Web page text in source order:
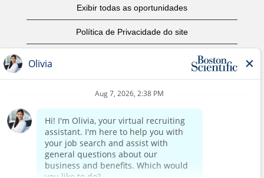
Exibir todas as oportunidades
Política de Privacidade do site
Aviso de Direitos Autorais
Página corporativa